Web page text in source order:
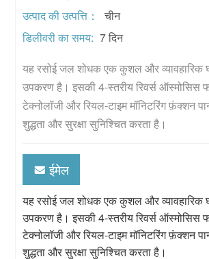
उत्पाद की उत्पत्ति：
चीन
डिलीवरी का समय: 7 दिन
यह रसोई जल शोधक एक कुशल और
उपकरण है। इसकी 4-स्तरीय रिवर्स ऑस्मोसिस
टेक्नोलॉजी और रियल-टाइम मॉनिटरिंग फ़ंक्शन
शुद्धता और सुरक्षा सुनिश्चित करता है।
ईमेल
यह रसोई जल शोधक एक कुशल और
उपकरण है। इसकी 4-स्तरीय रिवर्स ऑस्मोसिस
टेक्नोलॉजी और रियल-टाइम मॉनिटरिंग फ़ंक्शन
शुद्धता और सुरक्षा सुनिश्चित करता है।